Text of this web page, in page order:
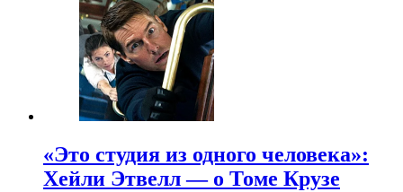
«Это студия из одного человека»:
Хейли Этвелл — о Томе Крузе